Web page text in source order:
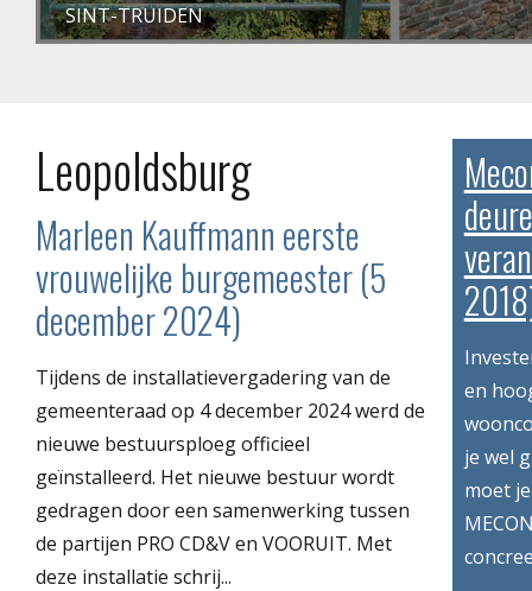
SINT-TRUIDEN
Leopoldsburg
Marleen Kauffmann eerste
vrouwelijke burgemeester (5
december 2024)
Tijdens de installatievergadering van de
gemeenteraad op 4 december 2024 werd de
nieuwe bestuursploeg officieel
geïnstalleerd. Het nieuwe bestuur wordt
gedragen door een samenwerking tussen
de partijen PRO CD&V en VOORUIT. Met
deze installatie schrij...
en
je wel
moet